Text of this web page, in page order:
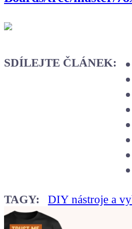
SDÍLEJTE ČLÁNEK:
TAGY: DIY nástroje a